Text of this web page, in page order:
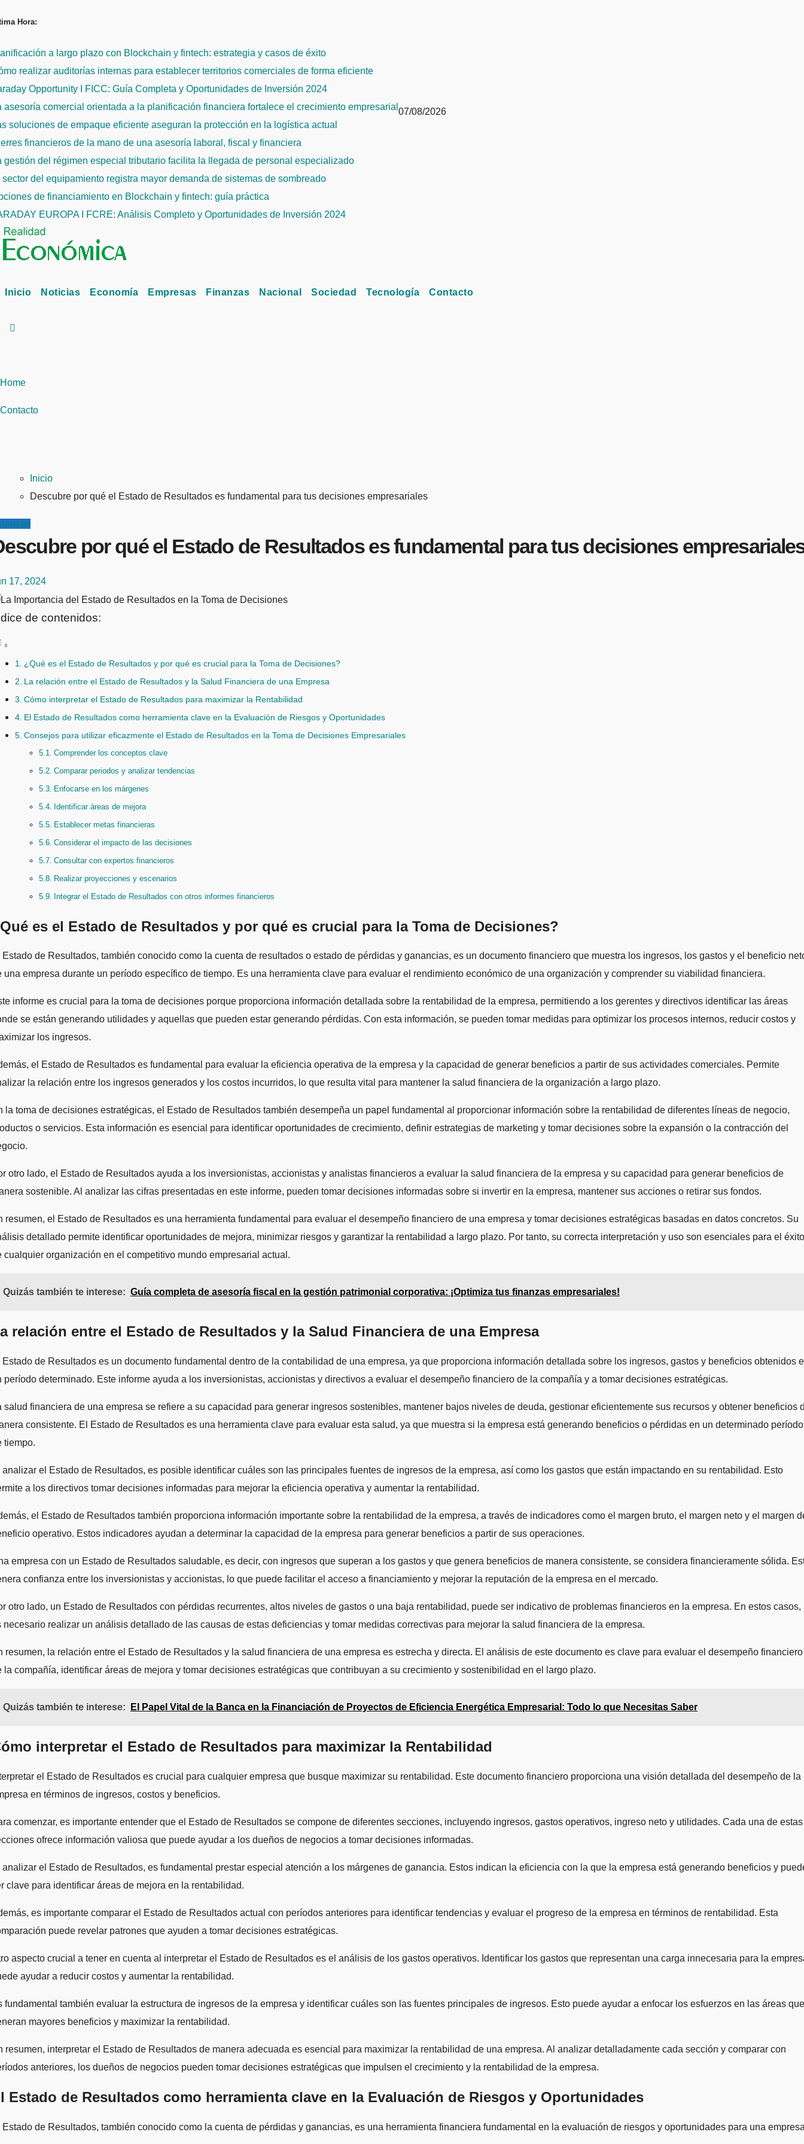
al
Hora:
a largo plazo con Blockchain y fintech: estrategia y casos de éxito
realizar auditorías internas para establecer territorios comerciales de forma eficiente
Opportunity I FICC: Guía Completa y Oportunidades de Inversión 2024
asesoría comercial orientada a la planificación financiera fortalece el crecimiento empresarial
soluciones de empaque eficiente aseguran la protección en la logística actual
financieros de la mano de una asesoría laboral, fiscal y financiera
gestión del régimen especial tributario facilita la llegada de personal especializado
sector del equipamiento registra mayor demanda de sistemas de sombreado
de financiamiento en Blockchain y fintech: guía práctica
EUROPA I FCRE: Análisis Completo y Oportunidades de Inversión 2024
07/08/2026
Inicio Noticias Economía Empresas Finanzas Nacional Sociedad Tecnología Contacto
Home
Contacto
Inicio
Descubre por qué el Estado de Resultados es fundamental para tus decisiones empresariales
por qué el Estado de Resultados es fundamental para tus decisiones
17, 2024
de contenidos:
¿Qué es el Estado de Resultados y por qué es crucial para la Toma de Decisiones?
La relación entre el Estado de Resultados y la Salud Financiera de una Empresa
Cómo interpretar el Estado de Resultados para maximizar la Rentabilidad
El Estado de Resultados como herramienta clave en la Evaluación de Riesgos y Oportunidades
Consejos para utilizar eficazmente el Estado de Resultados en la Toma de Decisiones Empresariales
Comprender los conceptos clave
Comparar periodos y analizar tendencias
Enfocarse en los márgenes
Identificar áreas de mejora
Establecer metas financieras
Considerar el impacto de las decisiones
Consultar con expertos financieros
Realizar proyecciones y escenarios
Integrar el Estado de Resultados con otros informes financieros
es el Estado de Resultados y por qué es crucial para la Toma de Decisiones?
una empresa durante un período específico de tiempo. Es una herramienta clave para evaluar el rendimiento económico de una organización y comprender su viabilidad financiera.
informe es crucial para la toma de decisiones porque proporciona información detallada sobre la rentabilidad de la empresa, permitiendo a los gerentes y directivos identificar las áreas
se están generando utilidades y aquellas que pueden estar generando pérdidas. Con esta información, se pueden tomar medidas para optimizar los procesos internos, reducir costos y
los ingresos.
el Estado de Resultados es fundamental para evaluar la eficiencia operativa de la empresa y la capacidad de generar beneficios a partir de sus actividades comerciales. Permite
la relación entre los ingresos generados y los costos incurridos, lo que resulta vital para mantener la salud financiera de la organización a largo plazo.
la toma de decisiones estratégicas, el Estado de Resultados también desempeña un papel fundamental al proporcionar información sobre la rentabilidad de diferentes líneas de negocio,
o servicios. Esta información es esencial para identificar oportunidades de crecimiento, definir estrategias de marketing y tomar decisiones sobre la expansión o la contracción del
otro lado, el Estado de Resultados ayuda a los inversionistas, accionistas y analistas financieros a evaluar la salud financiera de la empresa y su capacidad para generar beneficios de
sostenible. Al analizar las cifras presentadas en este informe, pueden tomar decisiones informadas sobre si invertir en la empresa, mantener sus acciones o retirar sus fondos.
resumen, el Estado de Resultados es una herramienta fundamental para evaluar el desempeño financiero de una empresa y tomar decisiones estratégicas basadas en datos concretos. Su
detallado permite identificar oportunidades de mejora, minimizar riesgos y garantizar la rentabilidad a largo plazo. Por tanto, su correcta interpretación y uso son esenciales para el éxito
cualquier organización en el competitivo mundo empresarial actual.
Quizás también te interese: Guía completa de asesoría fiscal en la gestión patrimonial corporativa: ¡Optimiza tus finanzas empresariales!
relación entre el Estado de Resultados y la Salud Financiera de una Empresa
Estado de Resultados es un documento fundamental dentro de la contabilidad de una empresa, ya que proporciona información detallada sobre los ingresos, gastos y beneficios obtenidos
período determinado. Este informe ayuda a los inversionistas, accionistas y directivos a evaluar el desempeño financiero de la compañía y a tomar decisiones estratégicas.
salud financiera de una empresa se refiere a su capacidad para generar ingresos sostenibles, mantener bajos niveles de deuda, gestionar eficientemente sus recursos y obtener beneficios
consistente. El Estado de Resultados es una herramienta clave para evaluar esta salud, ya que muestra si la empresa está generando beneficios o pérdidas en un determinado período
tiempo.
analizar el Estado de Resultados, es posible identificar cuáles son las principales fuentes de ingresos de la empresa, así como los gastos que están impactando en su rentabilidad. Esto
a los directivos tomar decisiones informadas para mejorar la eficiencia operativa y aumentar la rentabilidad.
el Estado de Resultados también proporciona información importante sobre la rentabilidad de la empresa, a través de indicadores como el margen bruto, el margen neto y el margen
operativo. Estos indicadores ayudan a determinar la capacidad de la empresa para generar beneficios a partir de sus operaciones.
empresa con un Estado de Resultados saludable, es decir, con ingresos que superan a los gastos y que genera beneficios de manera consistente, se considera financieramente sólida.
confianza entre los inversionistas y accionistas, lo que puede facilitar el acceso a financiamiento y mejorar la reputación de la empresa en el mercado.
otro lado, un Estado de Resultados con pérdidas recurrentes, altos niveles de gastos o una baja rentabilidad, puede ser indicativo de problemas financieros en la empresa. En estos casos,
necesario realizar un análisis detallado de las causas de estas deficiencias y tomar medidas correctivas para mejorar la salud financiera de la empresa.
resumen, la relación entre el Estado de Resultados y la salud financiera de una empresa es estrecha y directa. El análisis de este documento es clave para evaluar el desempeño financiero
la compañía, identificar áreas de mejora y tomar decisiones estratégicas que contribuyan a su crecimiento y sostenibilidad en el largo plazo.
Quizás también te interese: El Papel Vital de la Banca en la Financiación de Proyectos de Eficiencia Energética Empresarial: Todo lo que Necesitas Saber
interpretar el Estado de Resultados para maximizar la Rentabilidad
el Estado de Resultados es crucial para cualquier empresa que busque maximizar su rentabilidad. Este documento financiero proporciona una visión detallada del desempeño de la
en términos de ingresos, costos y beneficios.
comenzar, es importante entender que el Estado de Resultados se compone de diferentes secciones, incluyendo ingresos, gastos operativos, ingreso neto y utilidades. Cada una de estas
ofrece información valiosa que puede ayudar a los dueños de negocios a tomar decisiones informadas.
analizar el Estado de Resultados, es fundamental prestar especial atención a los márgenes de ganancia. Estos indican la eficiencia con la que la empresa está generando beneficios y
clave para identificar áreas de mejora en la rentabilidad.
es importante comparar el Estado de Resultados actual con períodos anteriores para identificar tendencias y evaluar el progreso de la empresa en términos de rentabilidad. Esta
puede revelar patrones que ayuden a tomar decisiones estratégicas.
aspecto crucial a tener en cuenta al interpretar el Estado de Resultados es el análisis de los gastos operativos. Identificar los gastos que representan una carga innecesaria para la
ayudar a reducir costos y aumentar la rentabilidad.
fundamental también evaluar la estructura de ingresos de la empresa y identificar cuáles son las fuentes principales de ingresos. Esto puede ayudar a enfocar los esfuerzos en las áreas que
mayores beneficios y maximizar la rentabilidad.
resumen, interpretar el Estado de Resultados de manera adecuada es esencial para maximizar la rentabilidad de una empresa. Al analizar detalladamente cada sección y comparar con
anteriores, los dueños de negocios pueden tomar decisiones estratégicas que impulsen el crecimiento y la rentabilidad de la empresa.
Estado de Resultados como herramienta clave en la Evaluación de Riesgos y Oportunidades
Estado de Resultados, también conocido como la cuenta de pérdidas y ganancias, es una herramienta financiera fundamental en la evaluación de riesgos y oportunidades para una